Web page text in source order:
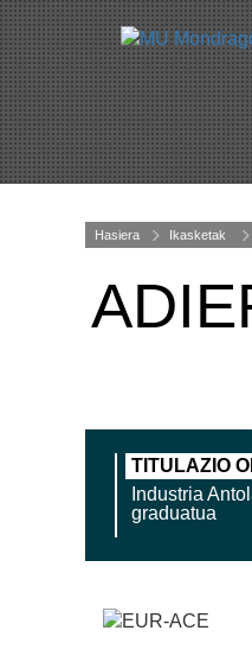
Hasiera Ikasketak
TITULAZIO
Industria
graduatua